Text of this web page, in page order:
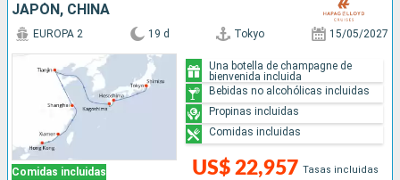
JAPÓN, CHINA
Comidas incluidas
EUROPA 2 19 d Tokyo 15/05/2027
US$ 22,957 Tasas incluidas
Una botella de champagne de
bienvenida incluida
Bebidas no alcohólicas incluidas
Propinas incluidas
Comidas incluidas